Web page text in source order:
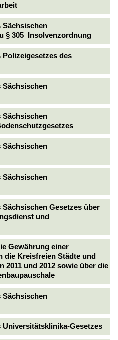
Sächsischen
§ 305 Insolvenzordnung
des
Sächsischen
Sächsischen
Sächsischen
Sächsischen
Gesetzes über
und
Gewährung einer
die Kreisfreien Städte und
2011 und 2012 sowie über die
Sächsischen
Gesetzes